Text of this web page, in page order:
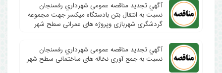
آگهي تجدید مناقصه عمومی شهرداري رفسنجان
نسبت به انتقال بتن بادستگاه میکسر جهت مجموعه
گردشگری شهربازی وپروژه های عمرانی سطح شهر
آگهي تجدید مناقصه عمومی شهرداري رفسنجان
نسبت به جمع آوری نخاله های ساختمانی سطح شهر